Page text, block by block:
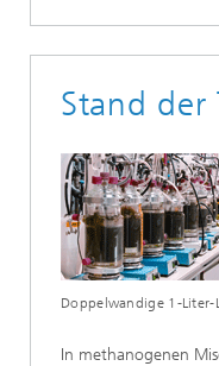
Stand der
Doppelwandige 1-
In methanogenen